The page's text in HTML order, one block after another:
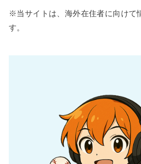
※当サイトは、海外在住者に向けて
す。